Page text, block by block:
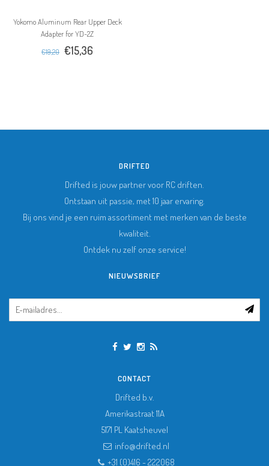
Yokomo Aluminum Rear Upper Deck
Adapter for YD-2Z
€19,20 €15,36
DRIFTED
Drifted is jouw partner voor RC driften.
Ontstaan uit passie, met 10 jaar ervaring.
Bij ons vind je een ruim assortiment met merken van de beste
kwaliteit.
Ontdek nu zelf onze service!
NIEUWSBRIEF
CONTACT
Drifted b.v.
Amerikastraat 11A
5171 PL Kaatsheuvel
info@drifted.nl
+31 (0)416 - 222068